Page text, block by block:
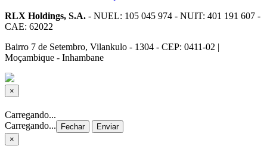
RLX Holdings, S.A. - NUEL: 105 045 974 - NUIT: 401 191 607 -
CAE: 62022
Bairro 7 de Setembro, Vilankulo - 1304 - CEP: 0411-02 |
Moçambique - Inhambane
×
Fechar
Carregando...
Carregando...
Fechar
Enviar
×